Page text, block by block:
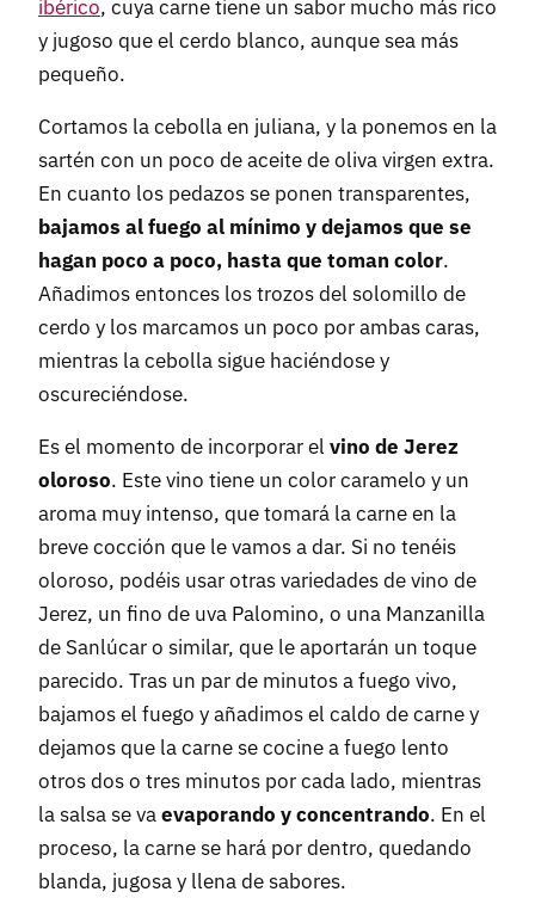
ibérico, cuya carne tiene un sabor mucho más rico
y jugoso que el cerdo blanco, aunque sea más
pequeño.
Cortamos la cebolla en juliana, y la ponemos en la
sartén con un poco de aceite de oliva virgen extra.
En cuanto los pedazos se ponen transparentes,
bajamos al fuego al mínimo y dejamos que se
hagan poco a poco, hasta que toman color.
Añadimos entonces los trozos del solomillo de
cerdo y los marcamos un poco por ambas caras,
mientras la cebolla sigue haciéndose y
oscureciéndose.
Es el momento de incorporar el vino de Jerez
oloroso. Este vino tiene un color caramelo y un
aroma muy intenso, que tomará la carne en la
breve cocción que le vamos a dar. Si no tenéis
oloroso, podéis usar otras variedades de vino de
Jerez, un fino de uva Palomino, o una Manzanilla
de Sanlúcar o similar, que le aportarán un toque
parecido. Tras un par de minutos a fuego vivo,
bajamos el fuego y añadimos el caldo de carne y
dejamos que la carne se cocine a fuego lento
otros dos o tres minutos por cada lado, mientras
la salsa se vaevaporando y concentrando. En el
proceso, la carne se hará por dentro, quedando
blanda, jugosa y llena de sabores.